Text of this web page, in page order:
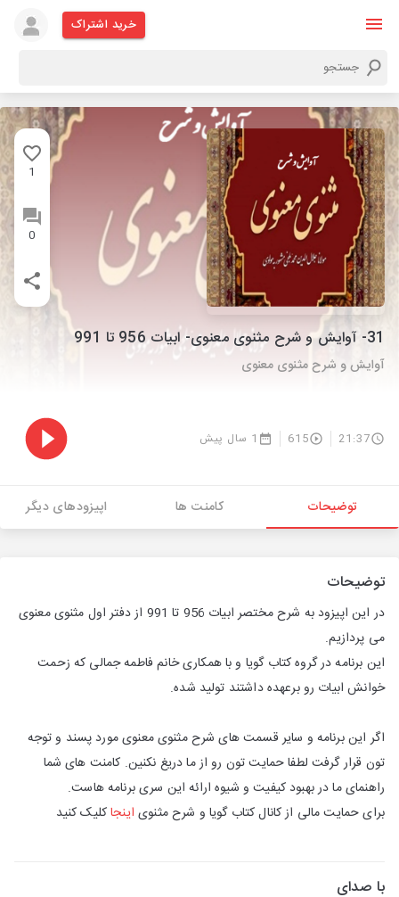
خرید اشتراک
1
0
31- آوایش و شرح مثنوی معنوی- ابیات 956 تا 991
آوایش و شرح مثنوی معنوی
21:37
615 1 سال پیش
توضیحات کامنت ها اپیزودهای دیگر
توضیحات
در این اپیزود به شرح مختصر ابیات 956 تا 991 از دفتر اول مثنوی معنوی
می پردازیم.
این برنامه در گروه کتاب گویا و با همکاری خانم فاطمه جمالی که زحمت
خوانش ابیات رو برعهده داشتند تولید شده.
اگر این برنامه و سایر قسمت های شرح مثنوی معنوی مورد پسند و توجه
تون قرار گرفت لطفا حمایت تون رو از ما دریغ نکنین. کامنت های شما
راهنمای ما در بهبود کیفیت و شیوه ارائه این سری برنامه هاست.
برای حمایت مالی از کانال کتاب گویا و شرح مثنوی اینجاکلیک کنید
با صدای